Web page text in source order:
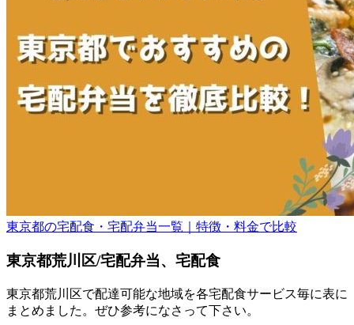
東京都の宅配食・宅配弁当一覧｜特徴・料金で比較
東京都荒川区/宅配弁当、宅配食
東京都荒川区で配達可能な地域を各宅配食サービス毎に表に
まとめました。ぜひ参考になさって下さい。